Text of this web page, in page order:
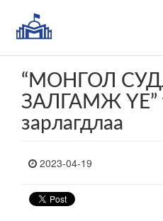
“МОНГОЛ
ЗАЛГАМЖ ҮЕ”
зарлагдлаа
2023-04-19